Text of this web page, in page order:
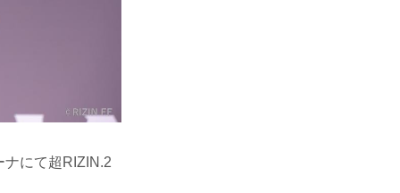
にて超RIZIN.2